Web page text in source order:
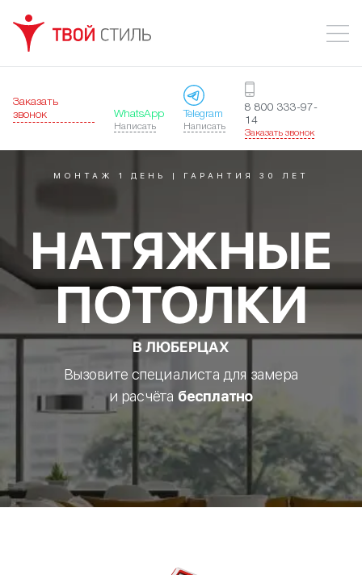
Заказать
звонок
WhatsApp
Написать
Telegram
Написать
8 800 333-97-
14
Заказать звонок
МОНТАЖ 1 ДЕНЬ | ГАРАНТИЯ 30 ЛЕТ
НАТЯЖНЫЕ
ПОТОЛКИ
В ЛЮБЕРЦАХ
Вызовите специалиста для замера
и расчёта бесплатно